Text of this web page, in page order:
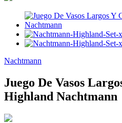
Nachtmann
Juego De Vasos
Highland Nachtmann